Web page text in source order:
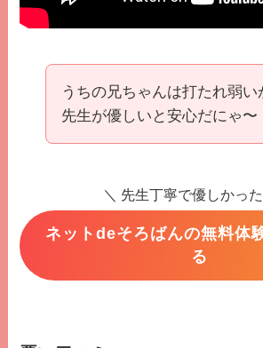
うちの兄ちゃんは打たれ弱い
先生が優しいと安心だにゃ〜
＼ 先生丁寧で優しかっ
ネットdeそろばんの無料体
る